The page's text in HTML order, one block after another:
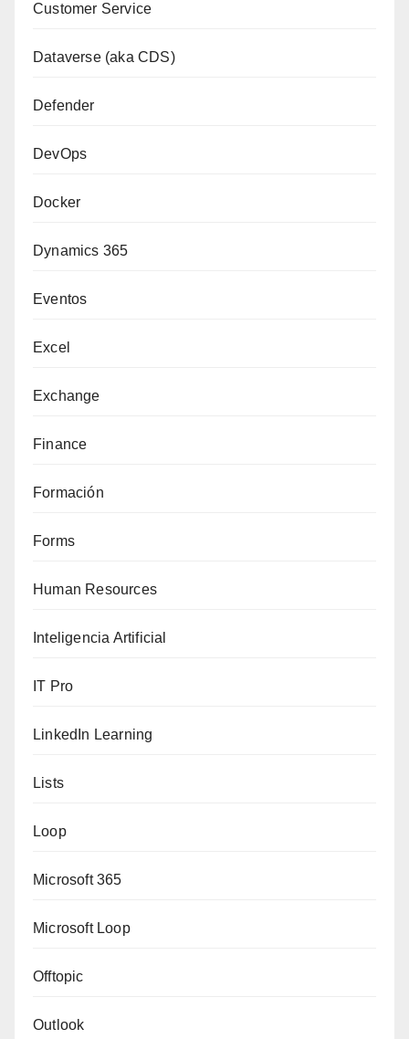
Customer Service
Dataverse (aka CDS)
Defender
DevOps
Docker
Dynamics 365
Eventos
Excel
Exchange
Finance
Formación
Forms
Human Resources
Inteligencia Artificial
IT Pro
LinkedIn Learning
Lists
Loop
Microsoft 365
Microsoft Loop
Offtopic
Outlook